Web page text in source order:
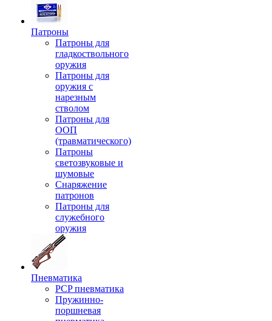
Патроны
Патроны для
гладкоствольного
оружия
Патроны для
оружия с
нарезным
стволом
Патроны для
ООП
(травматического)
Патроны
светозвуковые и
шумовые
Снаряжение
патронов
Патроны для
служебного
оружия
Пневматика
PCP пневматика
Пружинно-
поршневая